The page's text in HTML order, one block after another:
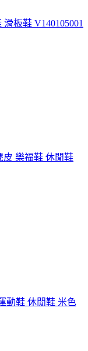
板鞋 V140105001
皮 樂福鞋 休閒鞋
動鞋 休閒鞋 米色